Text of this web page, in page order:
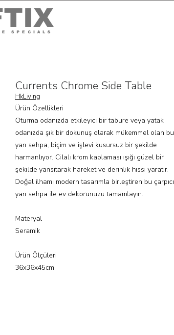
SPECIALS
Currents Chrome Side Table
HkLiving
Ürün Özellikleri
Oturma odanızda etkileyici bir tabure veya yatak
odanızda şık bir dokunuş olarak mükemmel olan bu
yan sehpa, biçim ve işlevi kusursuz bir şekilde
harmanlıyor. Cilalı krom kaplaması ışığı güzel bir
şekilde yansıtarak hareket ve derinlik hissi yaratır.
Doğal ilhamı modern tasarımla birleştiren bu çarpıcı
yan sehpa ile ev dekorunuzu tamamlayın.
Materyal
Seramik
Ürün Ölçüleri
36x36x45cm